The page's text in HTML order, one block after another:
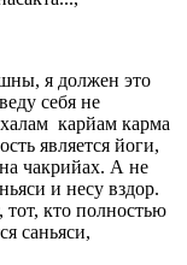
я должен это
себя не
карйам карма
является йоги,
чакрийах. А не
и несу вздор.
тот, кто полностью
саньяси,